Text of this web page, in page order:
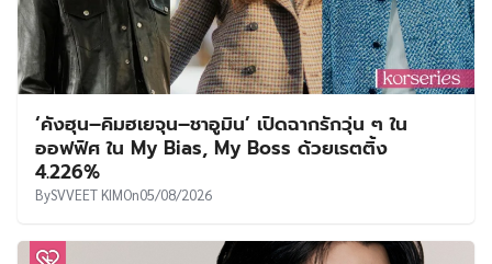
‘คังฮุน–คิมฮเยจุน–ชาอูมิน’ เปิดฉากรักวุ่น ๆ ใน
ออฟฟิศ ใน My Bias, My Boss ด้วยเรตติ้ง
4.226%
BySVVEET KIMOn05/08/2026